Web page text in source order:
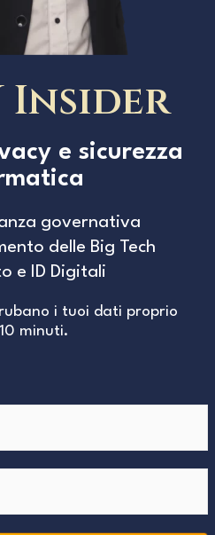
Insider
e sicurezza
governativa
delle Big Tech
e ID Digitali
i tuoi dati proprio
minuti.